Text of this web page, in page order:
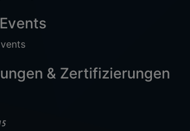
& Zertifizierungen